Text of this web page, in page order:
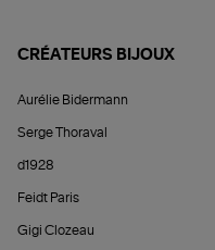
CRÉATEURS BIJOUX
Aurélie Bidermann
Serge Thoraval
d1928
Feidt Paris
Gigi Clozeau